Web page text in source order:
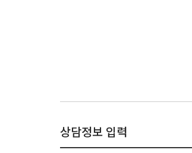
상담정보 입력